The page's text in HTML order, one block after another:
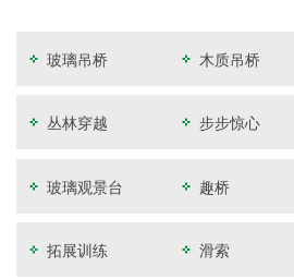
玻璃吊桥 木质吊桥
丛林穿越 步步惊心
玻璃观景台 趣桥
拓展训练 滑索